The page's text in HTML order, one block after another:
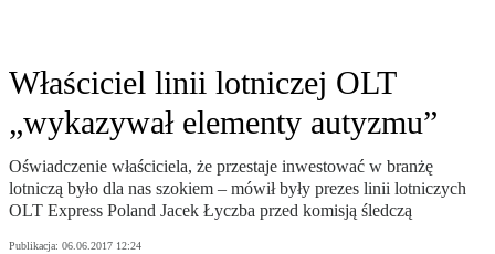
Właściciel linii lotniczej OLT
„wykazywał elementy autyzmu”
Oświadczenie właściciela, że przestaje inwestować w branżę
lotniczą było dla nas szokiem – mówił były prezes linii lotniczych
OLT Express Poland Jacek Łyczba przed komisją śledczą
Publikacja: 06.06.2017 12:24